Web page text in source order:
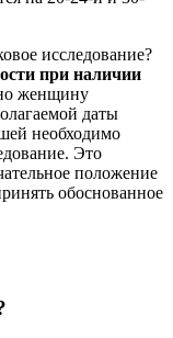
исследование?
при наличии
женщину
даты
необходимо
Это
положение
обоснованное